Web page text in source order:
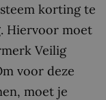
korting te
Hiervoor moet
Veilig
voor deze
moet je